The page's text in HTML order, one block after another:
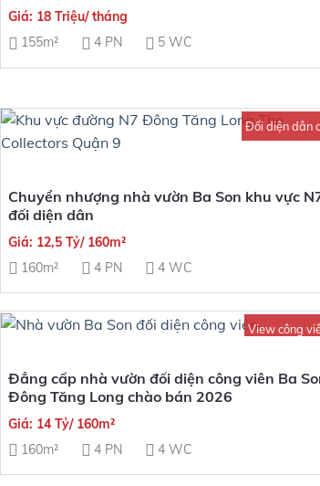
Giá: 18 Triệu/ tháng
155m²
4 PN 5 WC
Đối diện dân
Chuyển nhượng nhà vườn Ba Son khu vực
đối diện dân
Giá: 12,5 Tỷ/ 160m²
160m²
4 PN 4 WC
View công
Đẳng cấp nhà vườn đối diện công viên Ba
Đông Tăng Long chào bán 2026
Giá: 14 Tỷ/ 160m²
160m²
4 PN 4 WC